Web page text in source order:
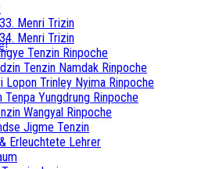
Menri Trizin
Menri Trizin
Tenzin Rinpoche
Tenzin Namdak Rinpoche
Lopon Trinley Nyima Rinpoche
Tenpa Yungdrung Rinpoche
Wangyal Rinpoche
Jigme Tenzin
Erleuchtete Lehrer